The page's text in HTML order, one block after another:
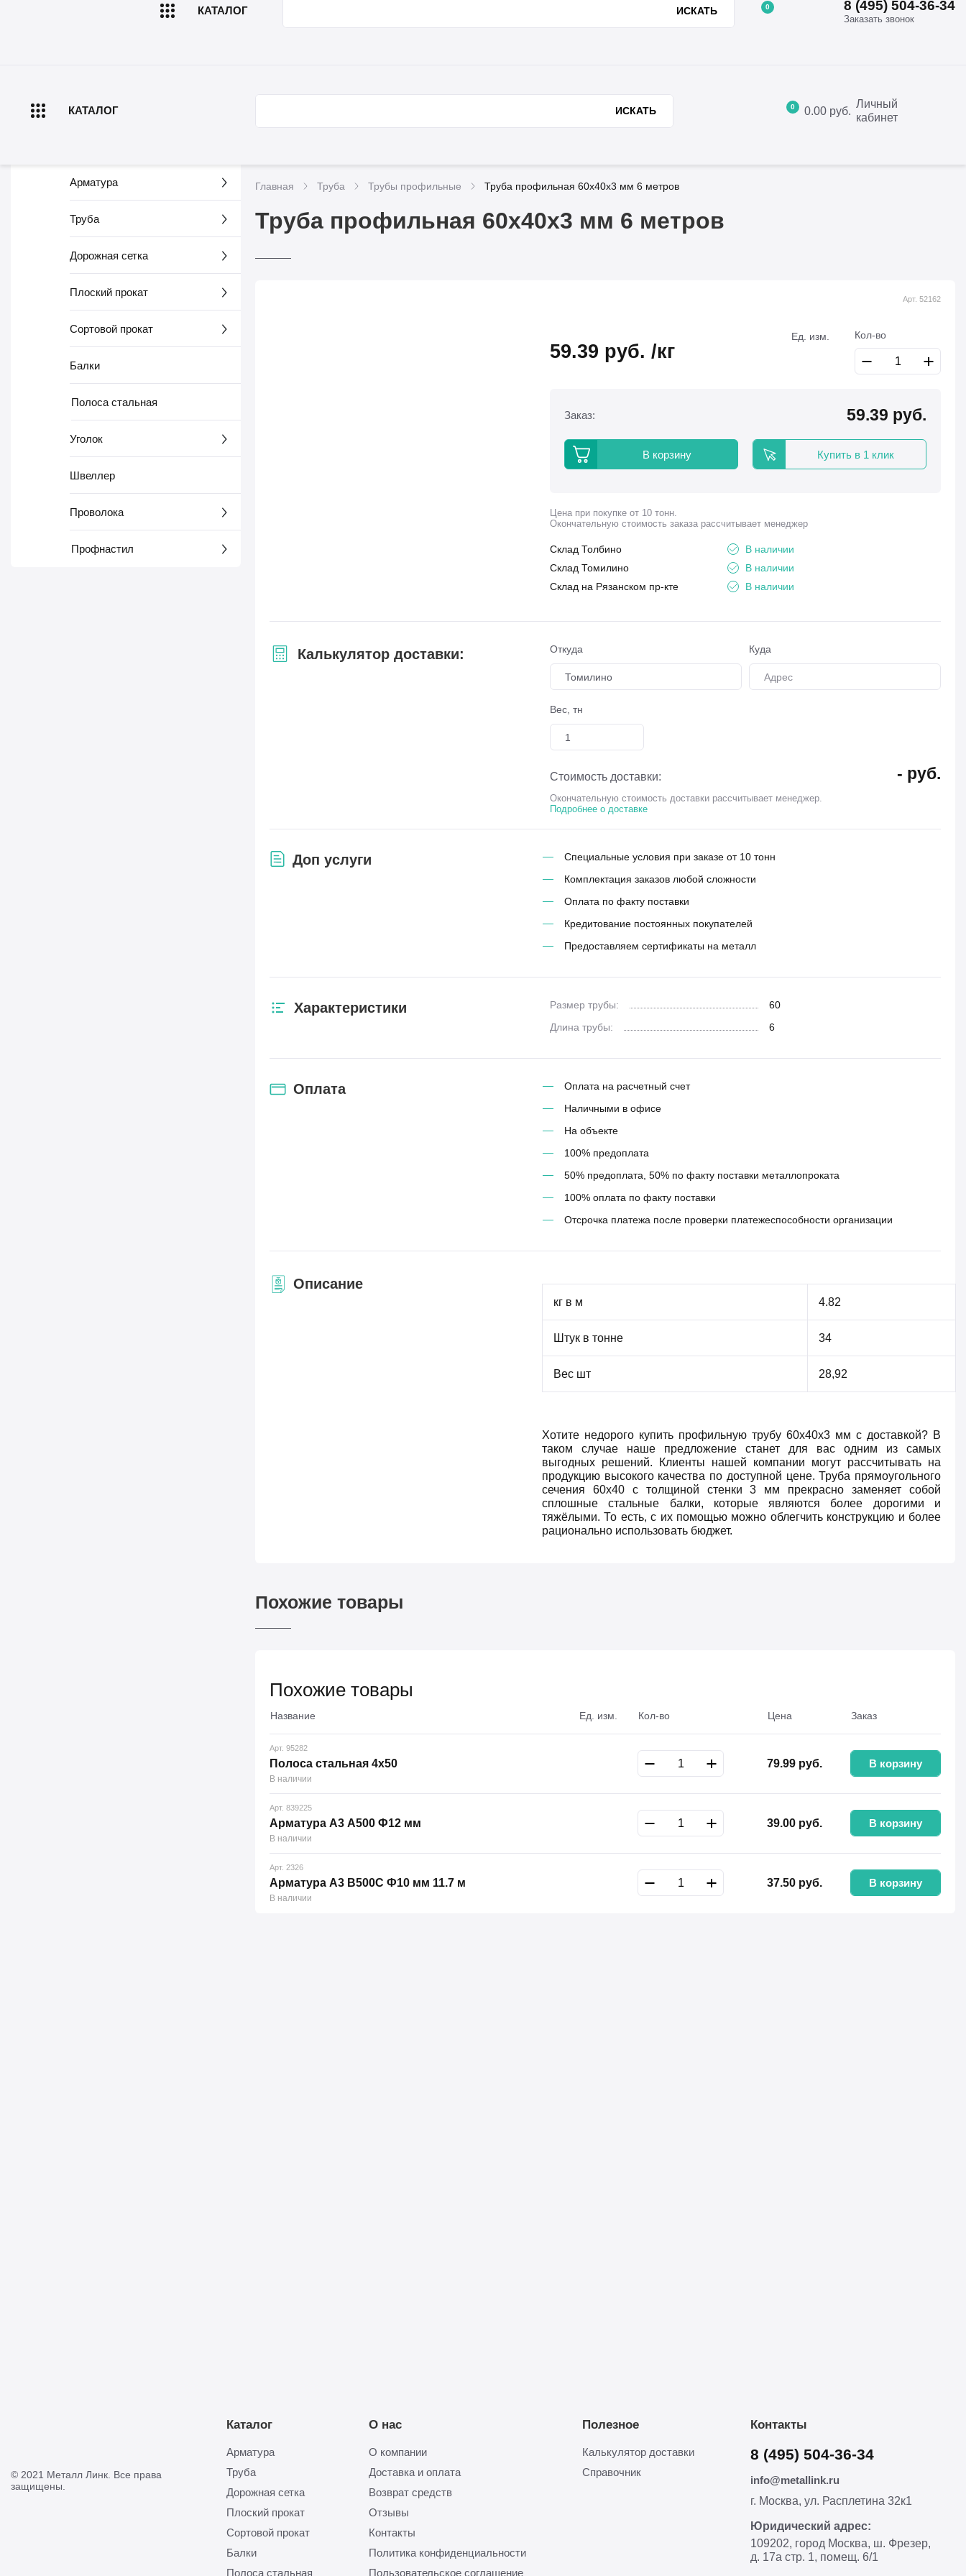
О компании Полезное Доставка и оплата Металлоконструкции Отзывы 8 (495) 504-36-34
КАТАЛОГ ИСКАТЬ
Личный
кабинет
0 0.00 руб.
КАТАЛОГ ИСКАТЬ 0 8 (495) 504-36-34
Заказать звонок
Арматура
Труба
Дорожная сетка
Плоский прокат
Сортовой прокат
Балки
Полоса стальная
Уголок
Швеллер
Проволока
Профнастил
Главная Труба Трубы профильные Труба профильная 60х40х3 мм 6 метров
Труба профильная 60х40х3 мм 6 метров
Арт. 52162
59.39 руб. /кг
Ед. изм. Кол-во
Заказ: 59.39 руб.
В корзину Купить в 1 клик
Цена при покупке от 10 тонн.
Окончательную стоимость заказа рассчитывает менеджер
Склад Толбино
В наличии
Склад Томилино
В наличии
Склад на Рязанском пр-кте
В наличии
Калькулятор доставки: Откуда
Томилино
Куда
Вес, тн
Стоимость доставки: - руб.
Окончательную стоимость доставки рассчитывает менеджер.
Подробнее о доставке
Доп услуги
Специальные условия при заказе от 10 тонн
Комплектация заказов любой сложности
Оплата по факту поставки
Кредитование постоянных покупателей
Предоставляем сертификаты на металл
Характеристики Размер трубы:
60
Длина трубы:
6
Оплата
Оплата на расчетный счет
Наличными в офисе
На объекте
100% предоплата
50% предоплата, 50% по факту поставки металлопроката
100% оплата по факту поставки
Отсрочка платежа после проверки платежеспособности организации
Описание
кг в м 4.82
Штук в тонне 34
Вес шт 28,92
Хотите недорого купить профильную трубу 60х40х3 мм с доставкой? В
таком случае наше предложение станет для вас одним из самых
выгодных решений. Клиенты нашей компании могут рассчитывать на
продукцию высокого качества по доступной цене. Труба прямоугольного
сечения 60х40 с толщиной стенки 3 мм прекрасно заменяет собой
сплошные стальные балки, которые являются более дорогими и
тяжёлыми. То есть, с их помощью можно облегчить конструкцию и более
рационально использовать бюджет.
Похожие товары
Похожие товары
Название Ед. изм. Кол-во Цена Заказ
Арт. 95282
Полоса стальная 4х50
В наличии
79.99 руб. В корзину
Арт. 839225
Арматура А3 А500 Ф12 мм
В наличии
39.00 руб. В корзину
Арт. 2326
Арматура А3 В500С Ф10 мм 11.7 м
В наличии
37.50 руб. В корзину
© 2021 Металл Линк. Все права
защищены.
Каталог
Арматура
Труба
Дорожная сетка
Плоский прокат
Сортовой прокат
Балки
Полоса стальная
О нас
О компании
Доставка и оплата
Возврат средств
Отзывы
Контакты
Политика конфиденциальности
Пользовательское соглашение
Полезное
Калькулятор доставки
Справочник
Контакты
8 (495) 504-36-34
info@metallink.ru
г. Москва, ул. Расплетина 32к1
Юридический адрес:
109202, город Москва, ш. Фрезер,
д. 17а стр. 1, помещ. 6/1